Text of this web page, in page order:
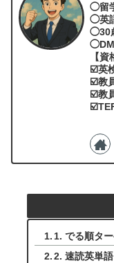
◯留
◯英
◯30
【資
☑️英
☑️教
☑️教
1. でる順タ
2. 速読英単語